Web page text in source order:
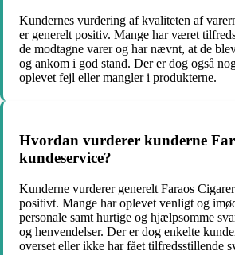
Kundernes vurdering af kvaliteten af
er generelt positiv. Mange har været
de modtagne varer og har nævnt, at de
og ankom i god stand. Der er dog også
oplevet fejl eller mangler i produkterne.
Hvordan vurderer kunderne
kundeservice?
Kunderne vurderer generelt Faraos
positivt. Mange har oplevet venligt og
personale samt hurtige og hjælpsomme
og henvendelser. Der er dog enkelte
overset eller ikke har fået tilfredsstillende